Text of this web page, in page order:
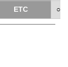
ETC ○